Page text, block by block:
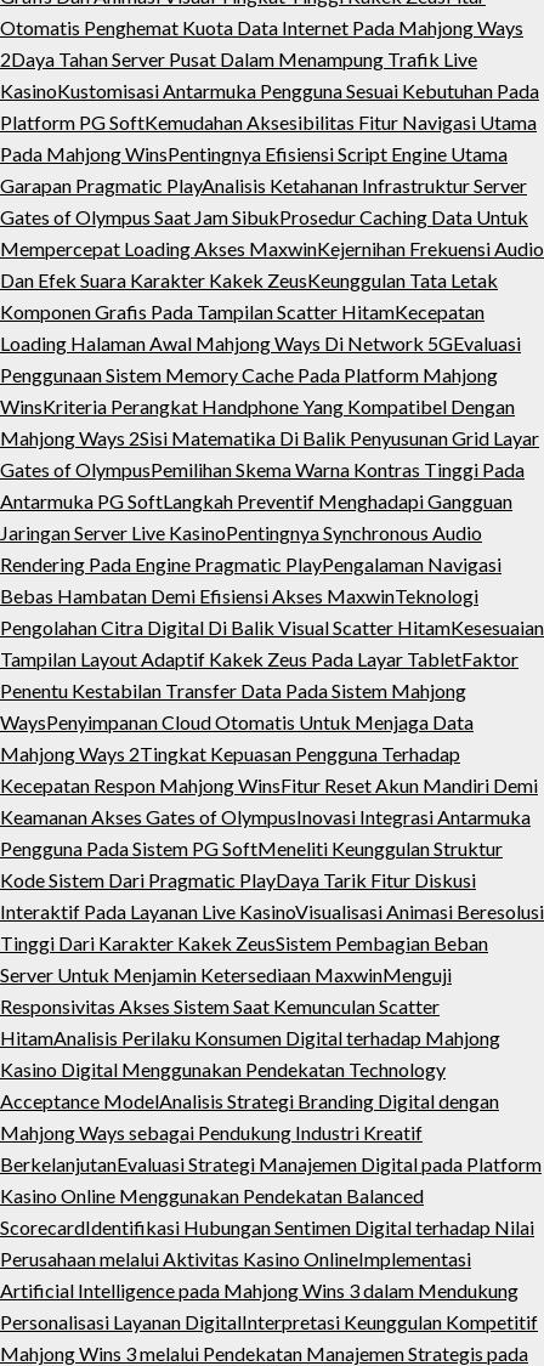
Otomatis Penghemat Kuota Data Internet Pada Mahjong Ways
2Daya Tahan Server Pusat Dalam Menampung Trafik Live
KasinoKustomisasi Antarmuka Pengguna Sesuai Kebutuhan Pada
Platform PG SoftKemudahan Aksesibilitas Fitur Navigasi Utama
Pada Mahjong WinsPentingnya Efisiensi Script Engine Utama
Garapan Pragmatic PlayAnalisis Ketahanan Infrastruktur Server
Gates of Olympus Saat Jam SibukProsedur Caching Data Untuk
Mempercepat Loading Akses MaxwinKejernihan Frekuensi Audio
Dan Efek Suara Karakter Kakek ZeusKeunggulan Tata Letak
Komponen Grafis Pada Tampilan Scatter HitamKecepatan
Loading Halaman Awal Mahjong Ways Di Network 5GEvaluasi
Penggunaan Sistem Memory Cache Pada Platform Mahjong
WinsKriteria Perangkat Handphone Yang Kompatibel Dengan
Mahjong Ways 2Sisi Matematika Di Balik Penyusunan Grid Layar
Gates of OlympusPemilihan Skema Warna Kontras Tinggi Pada
Antarmuka PG SoftLangkah Preventif Menghadapi Gangguan
Jaringan Server Live KasinoPentingnya Synchronous Audio
Rendering Pada Engine Pragmatic PlayPengalaman Navigasi
Bebas Hambatan Demi Efisiensi Akses MaxwinTeknologi
Pengolahan Citra Digital Di Balik Visual Scatter HitamKesesuaian
Tampilan Layout Adaptif Kakek Zeus Pada Layar TabletFaktor
Penentu Kestabilan Transfer Data Pada Sistem Mahjong
WaysPenyimpanan Cloud Otomatis Untuk Menjaga Data
Mahjong Ways 2Tingkat Kepuasan Pengguna Terhadap
Kecepatan Respon Mahjong WinsFitur Reset Akun Mandiri Demi
Keamanan Akses Gates of OlympusInovasi Integrasi Antarmuka
Pengguna Pada Sistem PG SoftMeneliti Keunggulan Struktur
Kode Sistem Dari Pragmatic PlayDaya Tarik Fitur Diskusi
Interaktif Pada Layanan Live KasinoVisualisasi Animasi Beresolusi
Tinggi Dari Karakter Kakek ZeusSistem Pembagian Beban
Server Untuk Menjamin Ketersediaan MaxwinMenguji
Responsivitas Akses Sistem Saat Kemunculan Scatter
HitamAnalisis Perilaku Konsumen Digital terhadap Mahjong
Kasino Digital Menggunakan Pendekatan Technology
Acceptance ModelAnalisis Strategi Branding Digital dengan
Mahjong Ways sebagai Pendukung Industri Kreatif
BerkelanjutanEvaluasi Strategi Manajemen Digital pada Platform
Kasino Online Menggunakan Pendekatan Balanced
ScorecardIdentifikasi Hubungan Sentimen Digital terhadap Nilai
Perusahaan melalui Aktivitas Kasino OnlineImplementasi
Artificial Intelligence pada Mahjong Wins 3 dalam Mendukung
Personalisasi Layanan DigitalInterpretasi Keunggulan Kompetitif
Mahjong Wins 3 melalui Pendekatan Manajemen Strategis pada